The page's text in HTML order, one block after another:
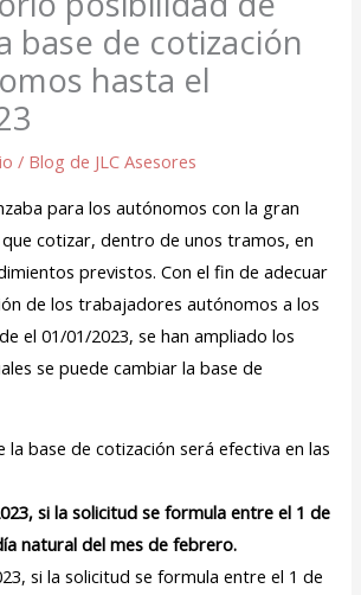
base de cotización
hasta el
/ Blog de JLC Asesores
para los autónomos con la gran
cotizar, dentro de unos tramos, en
previstos. Con el fin de adecuar
de los trabajadores autónomos a los
el 01/01/2023, se han ampliado los
se puede cambiar la base de
la base de cotización será efectiva en las
si la solicitud se formula entre el 1 de
natural del mes de febrero.
si la solicitud se formula entre el 1 de